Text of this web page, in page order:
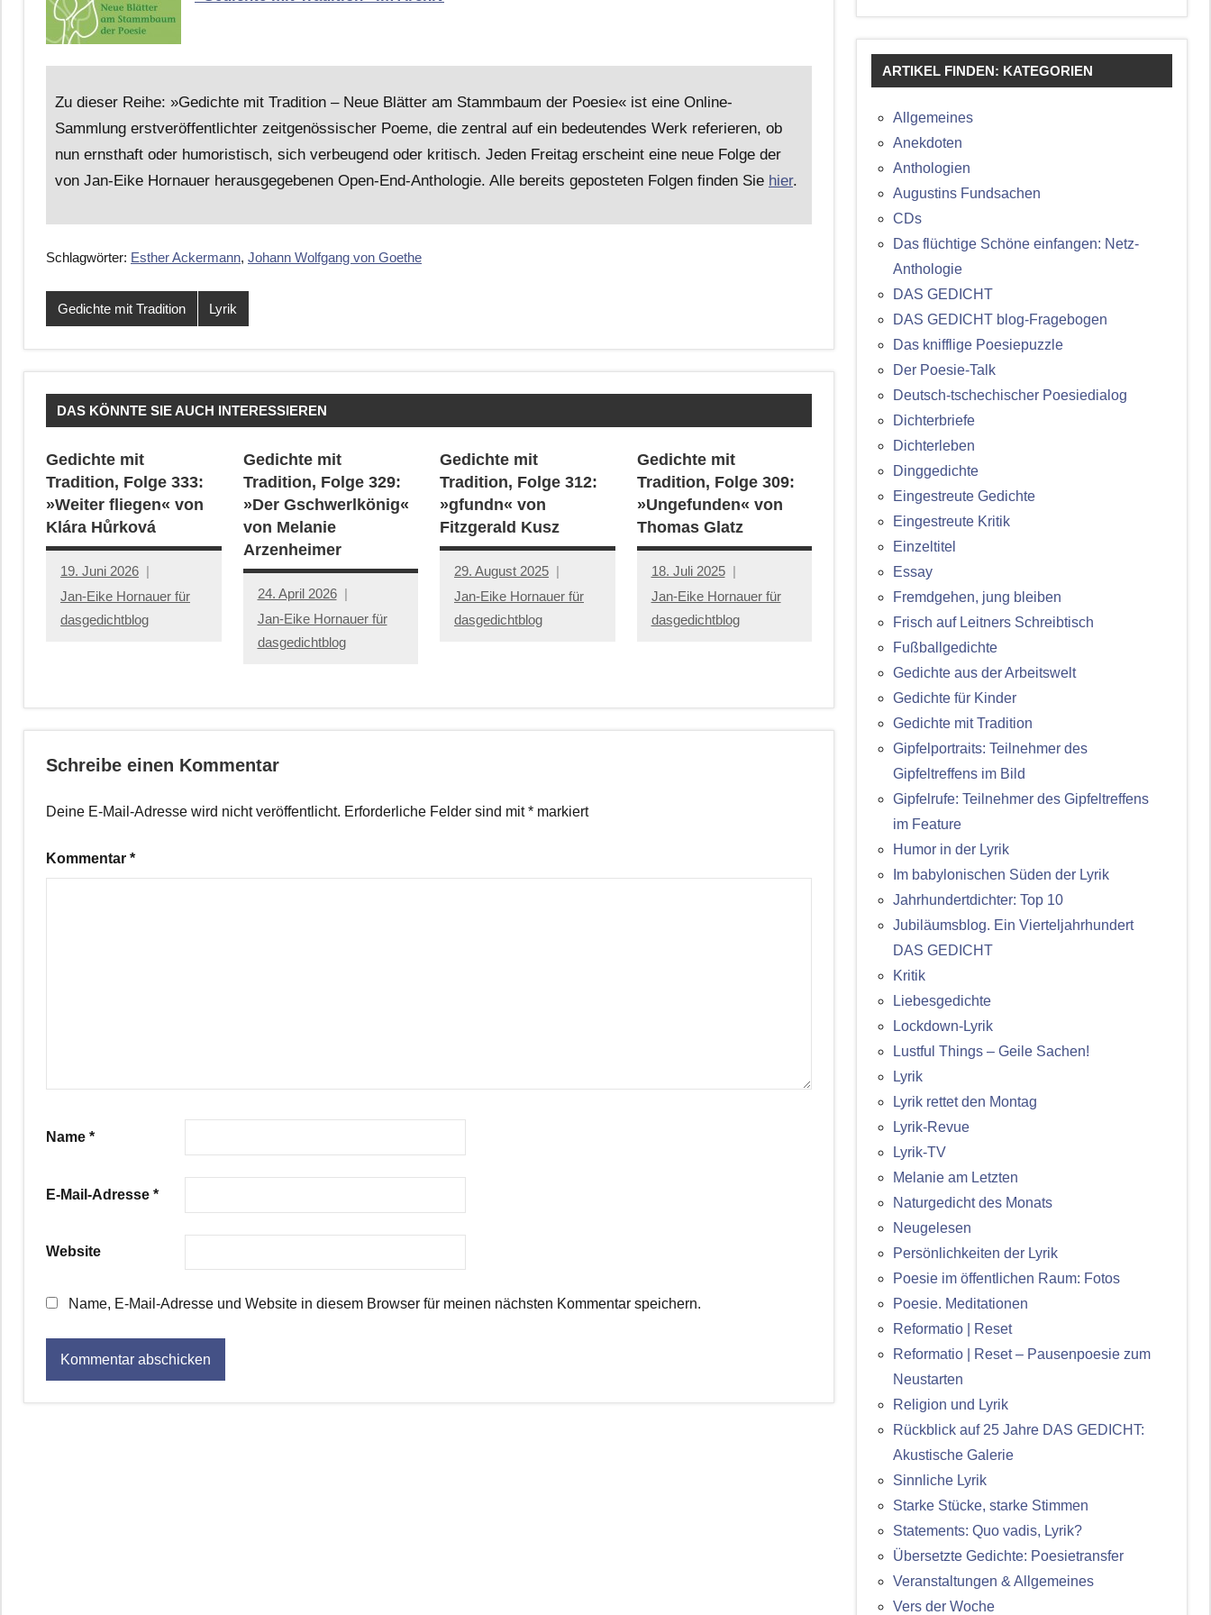
Zu dieser Reihe: »Gedichte mit Tradition – Neue Blätter am Stammbaum der Poesie« ist eine Online-
Sammlung erstveröffentlichter zeitgenössischer Poeme, die zentral auf ein bedeutendes Werk referieren, ob
nun ernsthaft oder humoristisch, sich verbeugend oder kritisch. Jeden Freitag erscheint eine neue Folge der
von Jan-Eike Hornauer herausgegebenen Open-End-Anthologie. Alle bereits geposteten Folgen finden Sie hier.
Schlagwörter: Esther Ackermann, Johann Wolfgang von Goethe
Gedichte mit Tradition Lyrik
DAS KÖNNTE SIE AUCH INTERESSIEREN
Gedichte mit
Tradition, Folge 333:
»Weiter fliegen« von
Klára Hůrková
19. Juni 2026
Jan-Eike Hornauer für
dasgedichtblog
Gedichte mit
Tradition, Folge 329:
»Der Gschwerlkönig«
von Melanie
Arzenheimer
24. April 2026
Jan-Eike Hornauer für
dasgedichtblog
Gedichte mit
Tradition, Folge 312:
»gfundn« von
Fitzgerald Kusz
29. August 2025
Jan-Eike Hornauer für
dasgedichtblog
Gedichte mit
Tradition, Folge 309:
»Ungefunden« von
Thomas Glatz
18. Juli 2025
Jan-Eike Hornauer für
dasgedichtblog
Schreibe einen Kommentar
Deine E-Mail-Adresse wird nicht veröffentlicht. Erforderliche Felder sind mit* markiert
Kommentar *
Name *
E-Mail-Adresse *
Website
Name, E-Mail-Adresse und Website in diesem Browser für meinen nächsten Kommentar speichern.
ARTIKEL FINDEN: KATEGORIEN
Allgemeines
Anekdoten
Anthologien
Augustins Fundsachen
CDs
Das flüchtige Schöne einfangen: Netz-
Anthologie
DAS GEDICHT
DAS GEDICHT blog-Fragebogen
Das knifflige Poesiepuzzle
Der Poesie-Talk
Deutsch-tschechischer Poesiedialog
Dichterbriefe
Dichterleben
Dinggedichte
Eingestreute Gedichte
Eingestreute Kritik
Einzeltitel
Essay
Fremdgehen, jung bleiben
Frisch auf Leitners Schreibtisch
Fußballgedichte
Gedichte aus der Arbeitswelt
Gedichte für Kinder
Gedichte mit Tradition
Gipfelportraits: Teilnehmer des
Gipfeltreffens im Bild
Gipfelrufe: Teilnehmer des Gipfeltreffens
im Feature
Humor in der Lyrik
Im babylonischen Süden der Lyrik
Jahrhundertdichter: Top 10
Jubiläumsblog. Ein Vierteljahrhundert
DAS GEDICHT
Kritik
Liebesgedichte
Lockdown-Lyrik
Lustful Things – Geile Sachen!
Lyrik
Lyrik rettet den Montag
Lyrik-Revue
Lyrik-TV
Melanie am Letzten
Naturgedicht des Monats
Neugelesen
Persönlichkeiten der Lyrik
Poesie im öffentlichen Raum: Fotos
Poesie. Meditationen
Reformatio | Reset
Reformatio | Reset – Pausenpoesie zum
Neustarten
Religion und Lyrik
Rückblick auf 25 Jahre DAS GEDICHT:
Akustische Galerie
Sinnliche Lyrik
Starke Stücke, starke Stimmen
Statements: Quo vadis, Lyrik?
Übersetzte Gedichte: Poesietransfer
Veranstaltungen & Allgemeines
Vers der Woche